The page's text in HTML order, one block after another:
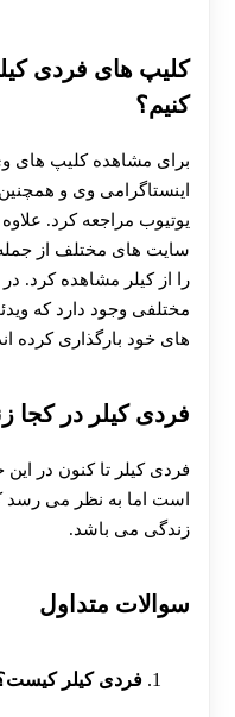
کلیپ های فردی
کنیم؟
برای مشاهده کلیپ های
اینستاگرامی وی و
یوتیوب مراجعه کرد.
سایت های مختلف از
را از کیلر مشاهده کرد.
مختلفی وجود دارد که
های خود بارگذاری کرده
فردی کیلر در کجا
فردی کیلر تا کنون در
است اما به نظر می رسد
زندگی می باشد.
سوالات متداول
فردی کیلر